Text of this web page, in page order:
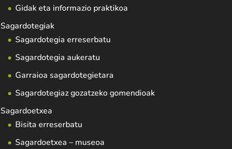
Gidak eta informazio praktikoa
Sagardotegiak
Sagardotegia erreserbatu
Sagardotegia aukeratu
Garraioa sagardotegietara
Sagardotegiaz gozatzeko gomendioak
Sagardoetxea
Bisita erreserbatu
Sagardoetxea – museoa